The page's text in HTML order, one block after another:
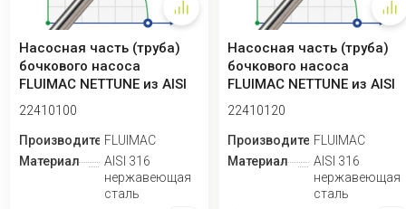
Насосная часть (труба)
бочкового насоса
FLUIMAC NETTUNE из AISI
316 (вал AISI...
22410100
ПроизводительFLUIMAC
Материал
AISI 316
нержавеющая
сталь
Насосная часть (труба)
бочкового насоса
FLUIMAC NETTUNE из AISI
316 (вал AISI...
22410120
ПроизводительFLUIMAC
Материал
AISI 316
нержавеющая
сталь